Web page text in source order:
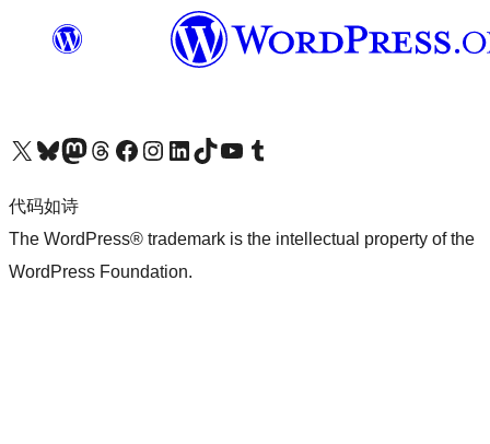
关注我们的 X（原 Twitter）账号访问我们的 Bluesky 账号关注我们的 Mastodon 账号访问我们的 Threads 账号 访问我们的 Facebook 公共主页关注我们的 Instagram 账号 关注我们的 LinkedIn 主页访问我们的 TikTok 账号访问我们的 YouTube 频道 访问我们的 Tumblr 账号
代码如诗
The WordPress® trademark is the intellectual property of the
WordPress Foundation.